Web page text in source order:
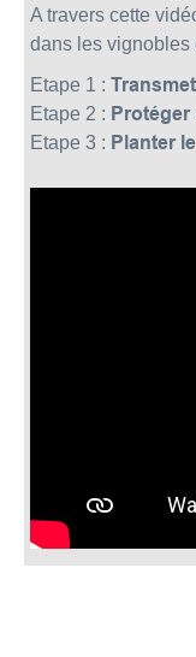
A travers cette
dans les vignobles
Etape 1 :
Etape 2 : Protéger
Etape 3 : Planter